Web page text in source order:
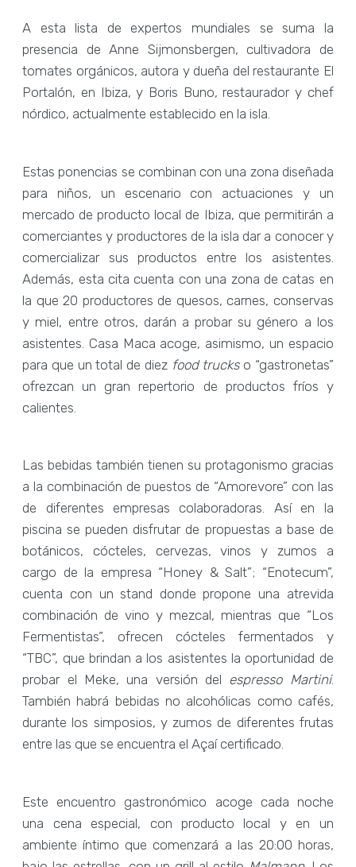
A esta lista de expertos mundiales se suma la
presencia de Anne Sijmonsbergen, cultivadora de
tomates orgánicos, autora y dueña del restaurante El
Portalón, en Ibiza, y Boris Buno, restaurador y chef
nórdico, actualmente establecido en la isla.
Estas ponencias se combinan con una zona diseñada
para niños, un escenario con actuaciones y un
mercado de producto local de Ibiza, que permitirán a
comerciantes y productores de la isla dar a conocer y
comercializar sus productos entre los asistentes.
Además, esta cita cuenta con una zona de catas en
la que 20 productores de quesos, carnes, conservas
y miel, entre otros, darán a probar su género a los
asistentes. Casa Maca acoge, asimismo, un espacio
para que un total de diez food trucks o “gastronetas”
ofrezcan un gran repertorio de productos fríos y
calientes.
Las bebidas también tienen su protagonismo gracias
a la combinación de puestos de “Amorevore” con las
de diferentes empresas colaboradoras. Así en la
piscina se pueden disfrutar de propuestas a base de
botánicos, cócteles, cervezas, vinos y zumos a
cargo de la empresa “Honey & Salt”; “Enotecum”,
cuenta con un stand donde propone una atrevida
combinación de vino y mezcal, mientras que “Los
Fermentistas”, ofrecen cócteles fermentados y
“TBC”, que brindan a los asistentes la oportunidad de
probar el Meke, una versión del espresso Martini.
También habrá bebidas no alcohólicas como cafés,
durante los simposios, y zumos de diferentes frutas
entre las que se encuentra el Açaí certificado.
Este encuentro gastronómico acoge cada noche
una cena especial, con producto local y en un
ambiente íntimo que comenzará a las 20:00 horas,